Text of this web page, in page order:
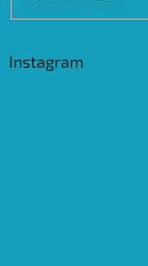
Instagram